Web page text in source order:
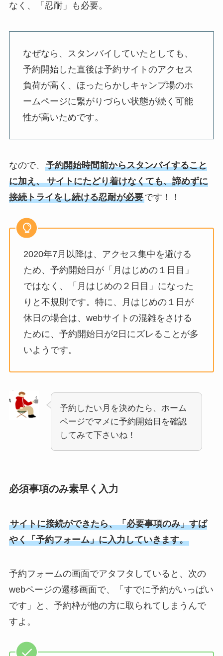
なく、「忍耐」も必要。
なぜなら、スタンバイしていたとしても、
予約開始した直後は予約サイトのアクセス
負荷が高く、ほったらかしキャンプ場のホ
ームページに繋がりづらい状態が続く可能
性が高いためです。
なので、 予約開始時間前からスタンバイすること
に加え、 サイトにたどり着けなくても、諦めずに
接続トライをし続ける忍耐が必要です！！
2020年7月以降は、アクセス集中を避ける
ため、予約開始日が「月はじめの１日目」
ではなく、「月はじめの２日目」になった
りと不規則です。特に、月はじめの１日が
休日の場合は、webサイトの混雑をさける
ために、予約開始日が2日にズレることが多
いようです。
予約したい月を決めたら、ホーム
ページでマメに予約開始日を確認
してみて下さいね！
必須事項のみ素早く入力
サイトに接続ができたら、「必要事項のみ」すば
やく「予約フォーム」に入力していきます。
予約フォームの画面でアタフタしていると、次の
webページの遷移画面で、「すでに予約がいっぱい
です」と、予約枠が他の方に取られてしまうんで
すよ。